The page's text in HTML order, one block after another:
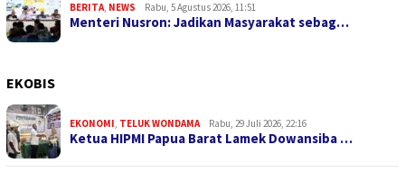
BERITA, NEWS Rabu, 5 Agustus 2026, 11:51
Menteri Nusron: Jadikan Masyarakat sebag…
EKOBIS
EKONOMI, TELUK WONDAMA Rabu, 29 Juli 2026, 22:16
Ketua HIPMI Papua Barat Lamek Dowansiba …